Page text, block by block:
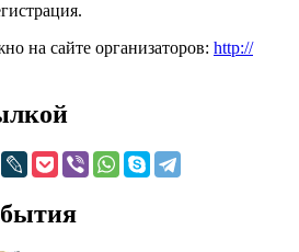
на сайте организаторов: http://